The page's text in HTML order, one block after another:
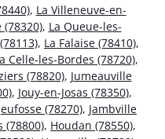
, La Villeneuve-en-
(78320), La Queue-les-
, La Falaise (78410),
Celle-les-Bordes (78720),
(78820), Jumeauville
, Jouy-en-Josas (78350),
(78270), Jambville
(78800), Houdan (78550),